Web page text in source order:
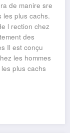
de manire sre
les plus cachs.
l rection chez
des
Il est conçu
les hommes
plus cachs